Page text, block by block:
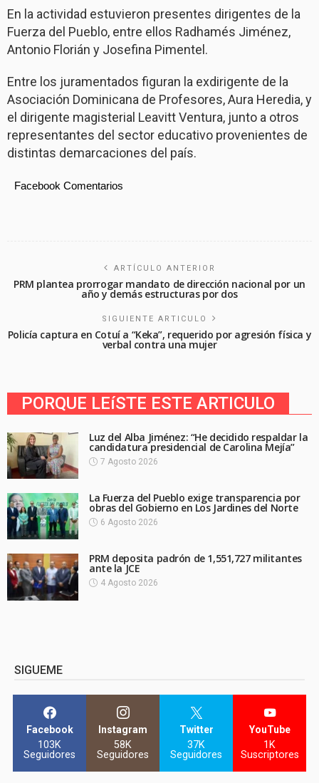
En la actividad estuvieron presentes dirigentes de la
Fuerza del Pueblo, entre ellos Radhamés Jiménez,
Antonio Florián y Josefina Pimentel.
Entre los juramentados figuran la exdirigente de la
Asociación Dominicana de Profesores, Aura Heredia, y
el dirigente magisterial Leavitt Ventura, junto a otros
representantes del sector educativo provenientes de
distintas demarcaciones del país.
Facebook Comentarios
ARTÍCULO ANTERIOR
PRM plantea prorrogar mandato de dirección nacional por un
año y demás estructuras por dos
SIGUIENTE ARTICULO
Policía captura en Cotuí a “Keka”, requerido por agresión física y
verbal contra una mujer
PORQUE LEíSTE ESTE ARTICULO
Luz del Alba Jiménez: “He decidido respaldar la
candidatura presidencial de Carolina Mejía”
7 Agosto 2026
La Fuerza del Pueblo exige transparencia por
obras del Gobierno en Los Jardines del Norte
6 Agosto 2026
PRM deposita padrón de 1,551,727 militantes
ante la JCE
4 Agosto 2026
SIGUEME
Facebook
103K
Seguidores
Instagram
58K
Seguidores
Twitter
37K
Seguidores
YouTube
1K
Suscriptores